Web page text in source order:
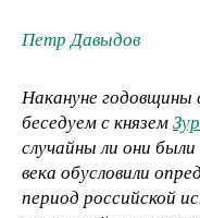
Петр Давыдов
Накануне
беседуем с князем
случайны ли они
века обусловили
период российской